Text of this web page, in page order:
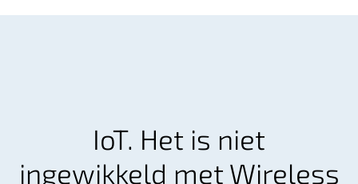
IoT. Het is niet
ingewikkeld met Wireless